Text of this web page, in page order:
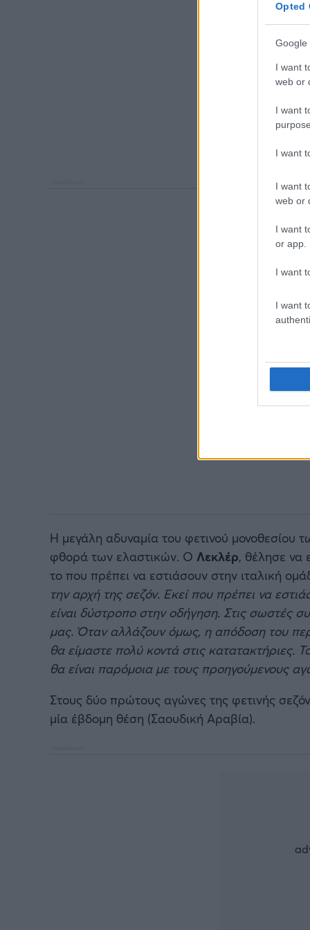
Opted
Google
I want
web or
I want
I want
I want
web or
I want
or app.
I want
I want
Η μεγάλη αδυναμία του φετινού μονοθεσίου
φθορά των ελαστικών. Ο Λεκλέρ, θέλησε να
το που πρέπει να εστιάσουν στην ιταλική
την αρχή της σεζόν. Εκεί που πρέπει να
είναι δύστροπο στην οδήγηση. Στις σωστές
μας. Όταν αλλάζουν όμως, η απόδοση του
θα είμαστε πολύ κοντά στις
θα είναι παρόμοια με τους προηγούμενους
Στους δύο πρώτους αγώνες της φετινής
μία έβδομη θέση (Σαουδική Αραβία).